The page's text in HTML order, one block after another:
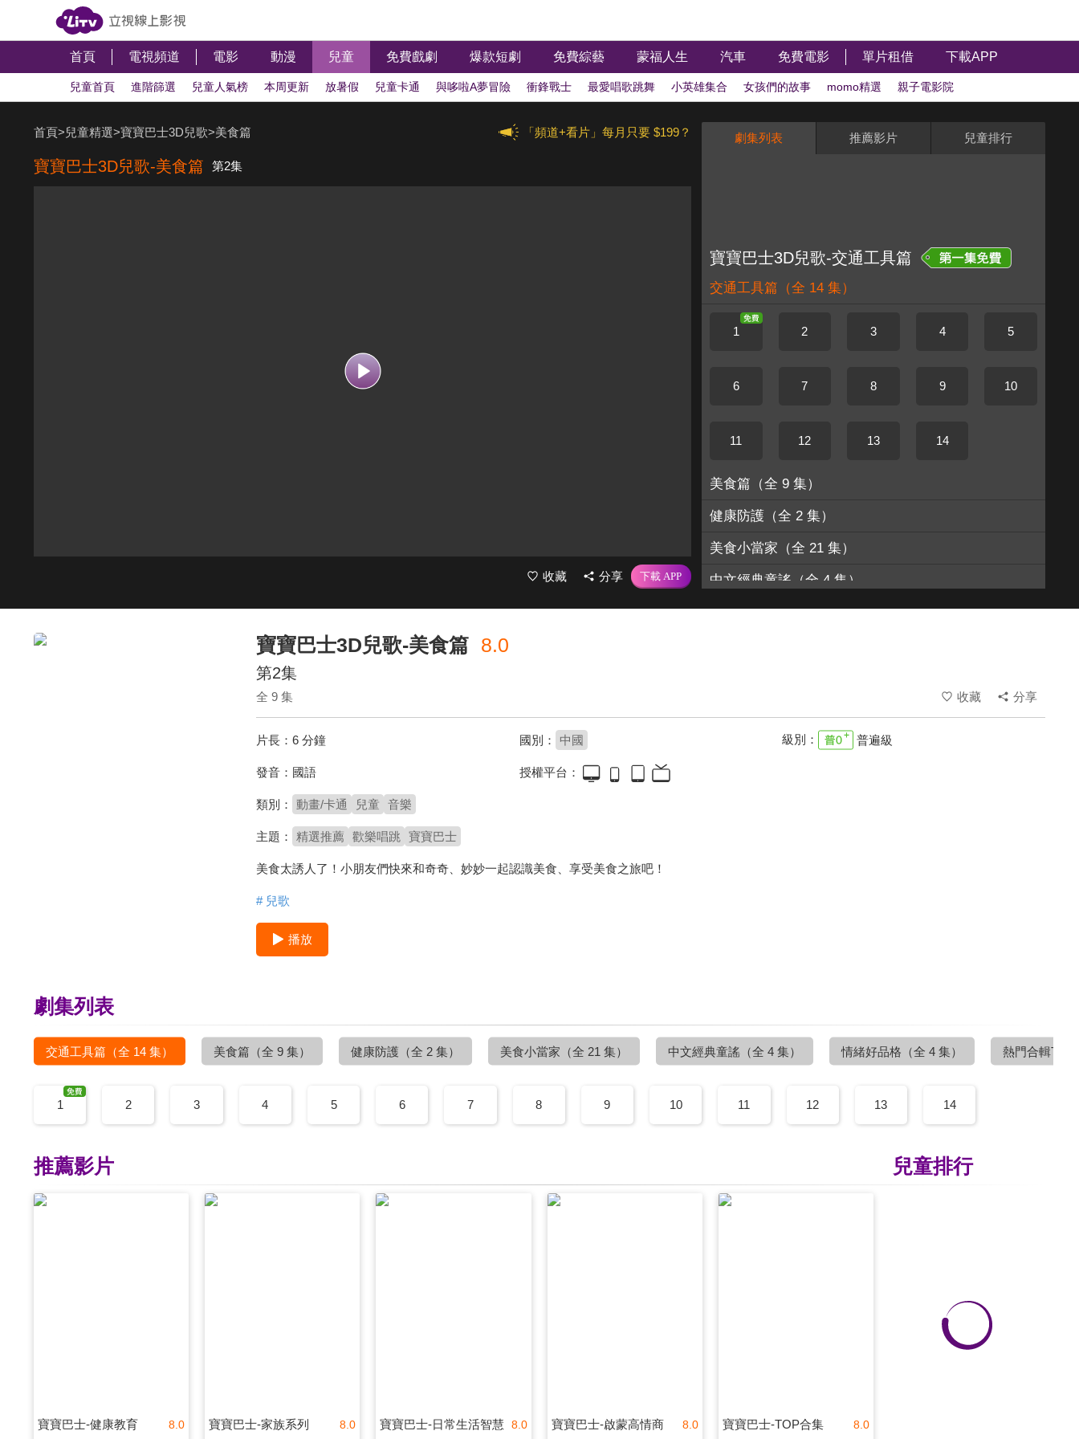
首頁 電視頻道 電影 動漫 兒童 免費戲劇 爆款短劇 免費綜藝 蒙福人生 汽車 免費電影 單片租借 下載APP
兒童首頁 進階篩選 兒童人氣榜 本周更新 放暑假 兒童卡通 與哆啦A夢冒險 衝鋒戰士 最愛唱歌跳舞 小英雄集合 女孩們的故事 momo精選 親子電影院
「頻道+看片」每月只要 $199？
首頁>兒童精選>寶寶巴士3D兒歌>美食篇
寶寶巴士3D兒歌-美食篇 第2集
收藏 分享
劇集列表 推薦影片 兒童排行
寶寶巴士3D兒歌-交通工具篇
交通工具篇 （全 14 集）
1 2 3 4 5
6 7 8 9 10
11 12 13 14
美食篇 （全 9 集）
健康防護 （全 2 集）
美食小當家 （全 21 集）
中文經典童謠 （全 4 集）
情緒好品格（全 4 集）
（全 8 集）
寶寶巴士3D兒歌-美食篇 8.0
第2集
全 9 集 收藏 分享
片長： 6 分鐘 國別： 中國 級別： 普遍級
發音： 國語 授權平台：
類別： 動畫/卡通 兒童 音樂
主題： 精選推薦 歡樂唱跳 寶寶巴士
美食太誘人了！小朋友們快來和奇奇、妙妙一起認識美食、享受美食之旅吧！
# 兒歌
播放
劇集列表
交通工具篇 （全 14 集） 美食篇 （全 9 集） 健康防護 （全 2 集） 美食小當家 （全 21 集） 中文經典童謠 （全 4 集） 情緒好品格 （全 4 集） 熱門合輯TOP
1 2 3 4 5 6 7 8 9 10 11 12 13 14
兒童排行
推薦影片
8.0
寶寶巴士-健康教育 8.0
寶寶巴士-家族系列 8.0
寶寶巴士-日常生活智慧 8.0
寶寶巴士-啟蒙高情商 8.0
寶寶巴士-TOP合集